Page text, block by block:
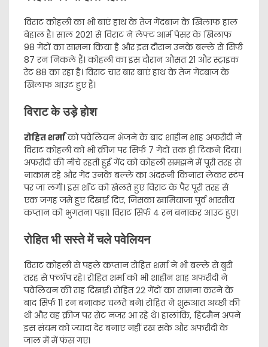
विराट कोहली का भी बाएं हाथ के तेज गेंदबाज के खिलाफ हाल
बेहाल है। साल 2021 से विराट ने लेफ्ट आर्म पेसर के खिलाफ
98 गेंदों का सामना किया है और इस दौरान उनके बल्ले से सिर्फ
87 रन निकले हैं। कोहली का इस दौरान औसत 21 और स्ट्राइक
रेट 88 का रहा है। विराट चार बार बाएं हाथ के तेज गेंदबाज के
खिलाफ आउट हुए हैं।
विराट के उड़े होश
रोहित शर्माको पवेलियन भेजने के बाद शाहीन शाह अफरीदी ने
विराट कोहली को भी क्रीज पर सिर्फ 7 गेंदों तक ही टिकने दिया।
अफरीदी की नीचे रहती हुई गेंद को कोहली समझने में पूरी तरह से
नाकाम रहे और गेंद उनके बल्ले का अंदरूनी किनारा लेकर स्टंप
पर जा लगी। इस शॉट को खेलते हुए विराट के पैर पूरी तरह से
एक जगह जमे हुए दिखाई दिए, जिसका खामियाजा पूर्व भारतीय
कप्तान को भुगतना पड़ा। विराट सिर्फ 4 रन बनाकर आउट हुए।
रोहित भी सस्ते में चले पवेलियन
विराट कोहली से पहले कप्तान रोहित शर्मा ने भी बल्ले से बुरी
तरह से फ्लॉप रहे। रोहित शर्मा को भी शाहीन शाह अफरीदी ने
पवेलियन की राह दिखाई। रोहित 22 गेंदों का सामना करने के
बाद सिर्फ 11 रन बनाकर चलते बने। रोहित ने शुरुआत अच्छी की
थी और वह क्रीज पर सेट नजर आ रहे थे। हालांकि, हिटमैन अपने
इस संयम को ज्यादा देर बनाए नहीं रख सके और अफरीदी के
जाल में में फंस गए।